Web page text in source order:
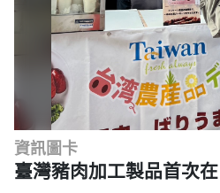
資訊圖卡
臺灣豬肉加工製品首次